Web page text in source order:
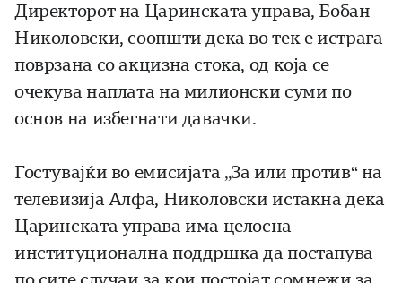
Директорот на Царинската управа, Бобан
Николовски, соопшти дека во тек е истрага
поврзана со акцизна стока, од која се
очекува наплата на милионски суми по
основ на избегнати давачки.
Гостувајќи во емисијата „За или против“ на
телевизија Алфа, Николовски истакна дека
Царинската управа има целосна
институционална поддршка да постапува